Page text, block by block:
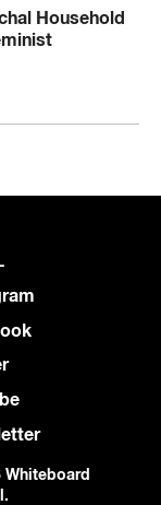
Household
Whiteboard